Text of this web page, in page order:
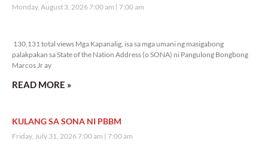
Monday, August 3, 2026 7:00 am 7:00 am
130,131 total views Mga Kapanalig, isa sa mga umani ng masigabong
palakpakan sa State of the Nation Address (o SONA) ni Pangulong Bongbong
Marcos Jr ay
READ MORE »
KULANG SA SONA NI PBBM
Friday, July 31, 2026 7:00 am 7:00 am